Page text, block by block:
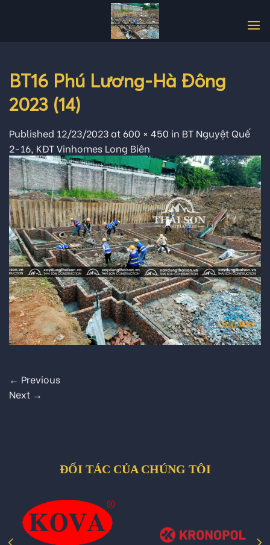
BT16 Phú Lương-Hà Đông
2023 (14)
Published 12/23/2023at 600 × 450 in BT Nguyệt Quế
2-16, KĐT Vinhomes Long Biên
← Previous
Next →
ĐỐI TÁC CỦA CHÚNG TÔI